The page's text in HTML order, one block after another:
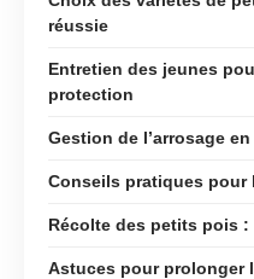
réussie
Entretien des jeunes
protection
Gestion de l’arrosage
Conseils pratiques pour
Récolte des petits pois
Astuces pour prolonger